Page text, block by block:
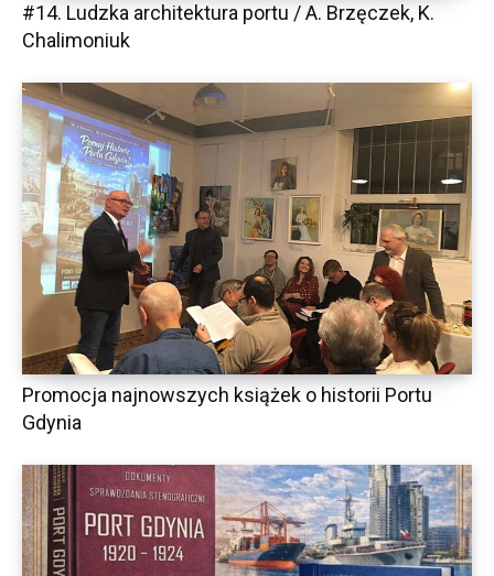
#14. Ludzka architektura portu / A. Brzęczek, K.
Chalimoniuk
Promocja najnowszych książek o historii Portu
Gdynia